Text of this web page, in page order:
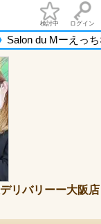
検討中 ログイン
Salon du Mーえっ
リバリーー大阪店